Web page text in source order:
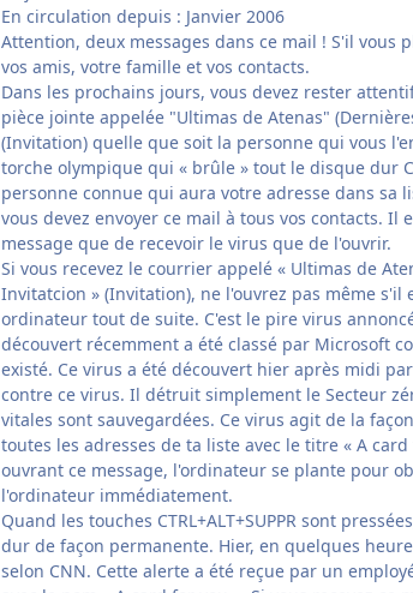
En circulation depuis : Janvier 2006
Attention, deux messages dans ce mail ! S'il vous
vos amis, votre famille et vos contacts.
Dans les prochains jours, vous devez rester
pièce jointe appelée "Ultimas de Atenas"
(Invitation) quelle que soit la personne qui vous
torche olympique qui « brûle » tout le disque dur
personne connue qui aura votre adresse dans sa
vous devez envoyer ce mail à tous vos contacts.
message que de recevoir le virus que de l'ouvrir.
Si vous recevez le courrier appelé « Ultimas de
Invitatcion » (Invitation), ne l'ouvrez pas même
ordinateur tout de suite. C'est le pire virus
découvert récemment a été classé par Microsoft
existé. Ce virus a été découvert hier après midi
contre ce virus. Il détruit simplement le Secteur
vitales sont sauvegardées. Ce virus agit de la
toutes les adresses de ta liste avec le titre « A
ouvrant ce message, l'ordinateur se plante pour
l'ordinateur immédiatement.
Quand les touches CTRL+ALT+SUPPR sont
dur de façon permanente. Hier, en quelques
selon CNN. Cette alerte a été reçue par un